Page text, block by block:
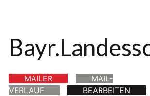
MAILER
MAIL-
VERLAUF
BEARBEITEN